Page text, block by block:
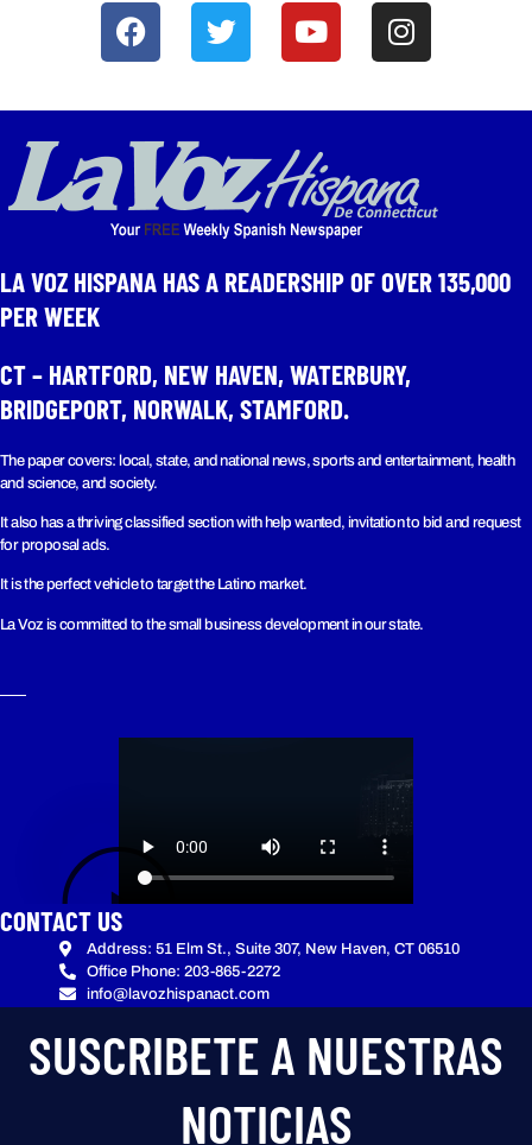
LA VOZ HISPANA HAS A READERSHIP OF OVER 135,000
PER WEEK​
CT – HARTFORD, NEW HAVEN, WATERBURY,
BRIDGEPORT, NORWALK, STAMFORD.
The paper covers: local, state, and national news, sports and entertainment, health
and science, and society.
It also has a thriving classified section with help wanted, invitation to bid and request
for proposal ads.
It is the perfect vehicle to target the Latino market.
La Voz is committed to the small business development in our state.
CONTACT US
Address: 51 Elm St., Suite 307, New Haven, CT 06510
Office Phone: 203-865-2272
info@lavozhispanact.com
SUSCRIBETE A NUESTRAS
NOTICIAS